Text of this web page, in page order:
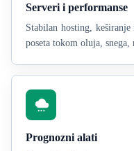
Serveri i performanse
Stabilan hosting,
poseta tokom oluja,
Prognozni alati